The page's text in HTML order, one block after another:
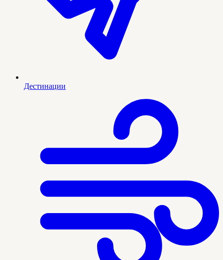
Дестинации